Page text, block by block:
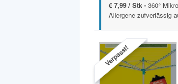
€ 7,99 / Stk - 360°
Allergene zufverlässig
Verpasst!